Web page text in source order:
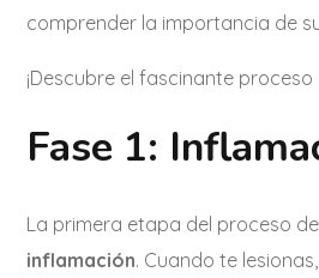
comprender la importancia de
¡Descubre el fascinante
Fase 1:
La primera etapa del proceso
inflamación. Cuando te